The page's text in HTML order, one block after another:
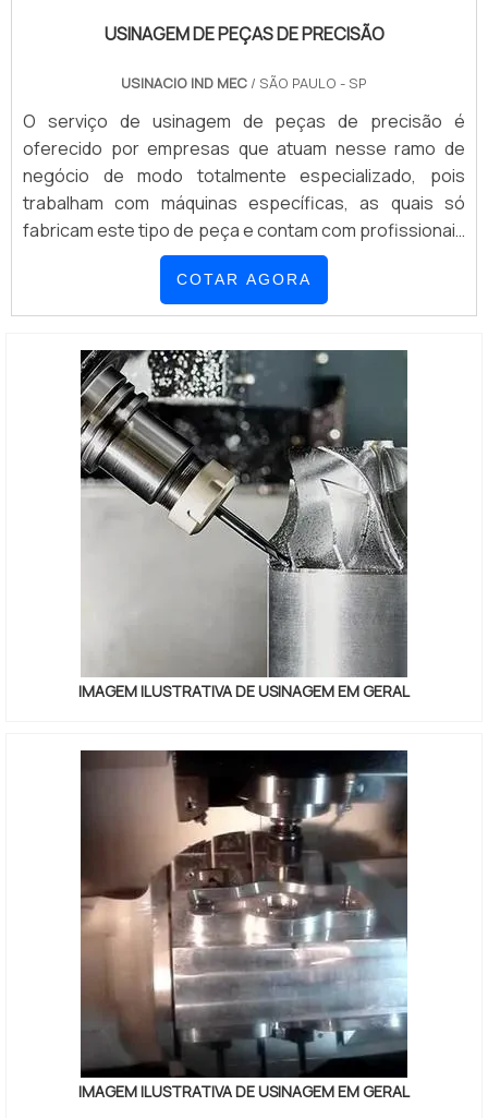
USINAGEM DE PEÇAS DE PRECISÃO
USINACIO IND MEC / SÃO PAULO - SP
O serviço de usinagem de peças de precisão é
oferecido por empresas que atuam nesse ramo de
negócio de modo totalmente especializado, pois
trabalham com máquinas específicas, as quais só
fabricam este tipo de peça e contam com profissionais
que possuem conhecimento técnico fundamental para
que o serviço seja realizado com elevada qualidade.
Todos esses elementos acima mencionados
oferecido d...
COTAR AGORA
IMAGEM ILUSTRATIVA DE USINAGEM EM GERAL
IMAGEM ILUSTRATIVA DE USINAGEM EM GERAL